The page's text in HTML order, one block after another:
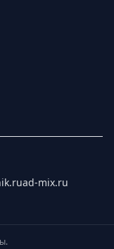
ad-mix.ru